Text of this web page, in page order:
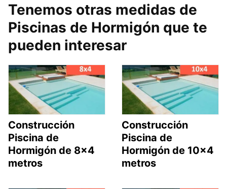
Tenemos otras medidas de
Piscinas de Hormigón que te
pueden interesar
Construcción
Piscina de
Hormigón de 8×4
metros
Construcción
Piscina de
Hormigón de 10×4
metros